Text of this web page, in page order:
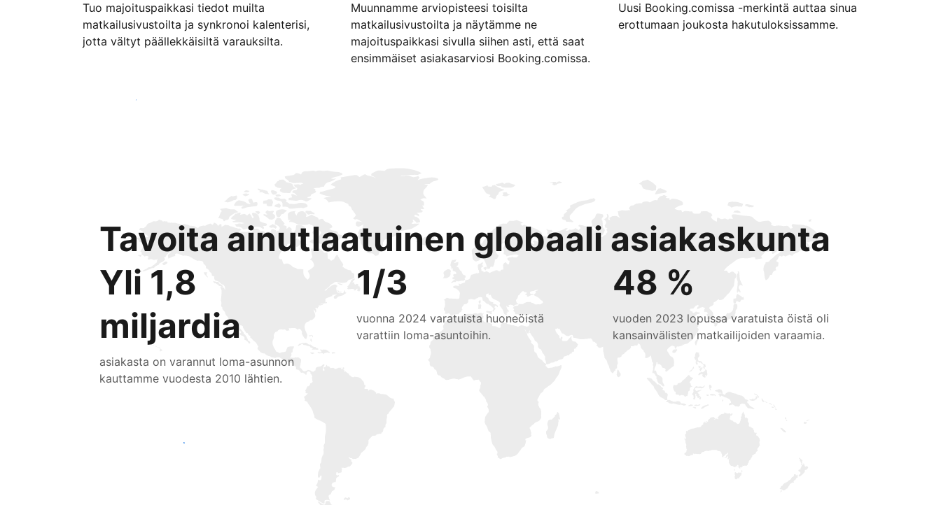
Tuo majoituspaikkasi tiedot muilta
matkailusivustoilta ja synkronoi kalenterisi,
jotta vältyt päällekkäisiltä varauksilta.
Muunnamme arviopisteesi toisilta
matkailusivustoilta ja näytämme ne
majoituspaikkasi sivulla siihen asti, että saat
ensimmäiset asiakasarviosi Booking.comissa.
Uusi Booking.comissa -merkintä auttaa sinua
erottumaan joukosta hakutuloksissamme.
Aloita jo tänään
Tavoita ainutlaatuinen globaali asiakaskunta
Yli 1,8
miljardia
asiakasta on varannut loma-asunnon
kauttamme vuodesta 2010 lähtien.
1/3
vuonna 2024 varatuista huoneöistä
varattiin loma-asuntoihin.
48 %
vuoden 2023 lopussa varatuista öistä oli
kansainvälisten matkailijoiden varaamia.
Tavoita uusia asiakkaita jo tänään